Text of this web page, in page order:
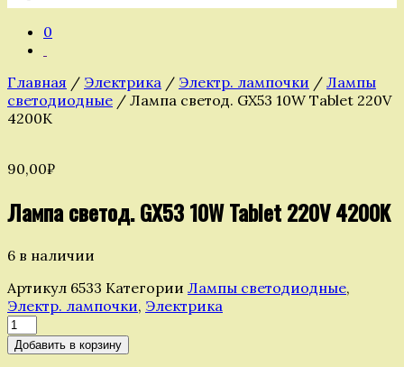
0
Главная / Электрика / Электр. лампочки / Лампы
светодиодные / Лампа светод. GX53 10W Tablet 220V
4200K
90,00₽
Лампа светод. GX53 10W Tablet 220V 4200K
6 в наличии
Артикул 6533 Категории Лампы светодиодные,
Электр. лампочки, Электрика
Количество
товара
Лампа
Добавить в корзину